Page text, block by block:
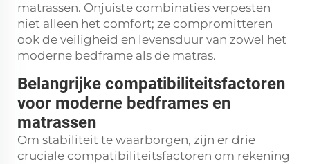
matrassen. Onjuiste combinaties verpesten
niet alleen het comfort; ze compromitteren
ook de veiligheid en levensduur van zowel het
moderne bedframe als de matras.
Belangrijke compatibiliteitsfactoren
voor moderne bedframes en
matrassen
Om stabiliteit te waarborgen, zijn er drie
cruciale compatibiliteitsfactoren om rekening